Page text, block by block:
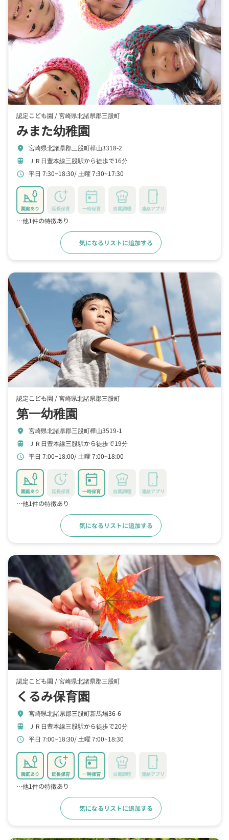
認定こども園 /宮崎県北諸県郡三股町
みまた幼稚園
location_on 宮崎県北諸県郡三股町樺山3318-2
train ＪＲ日豊本線三股駅から徒歩で16分
schedule 平日 7:30~18:30 土曜 7:30~17:30
園庭あり 延長保育 一時保育 自園調理 連絡アプリ
…他1件の特徴あり
気になるリストに追加する
認定こども園 /宮崎県北諸県郡三股町
第一幼稚園
location_on 宮崎県北諸県郡三股町樺山3519-1
train ＪＲ日豊本線三股駅から徒歩で19分
schedule 平日 7:00~18:00 土曜 7:00~18:00
園庭あり 延長保育 一時保育 自園調理 連絡アプリ
…他1件の特徴あり
気になるリストに追加する
認定こども園 /宮崎県北諸県郡三股町
くるみ保育園
location_on 宮崎県北諸県郡三股町新馬場36-6
train ＪＲ日豊本線三股駅から徒歩で20分
schedule 平日 7:00~18:30 土曜 7:00~18:30
園庭あり 延長保育 一時保育 自園調理 連絡アプリ
…他1件の特徴あり
気になるリストに追加する